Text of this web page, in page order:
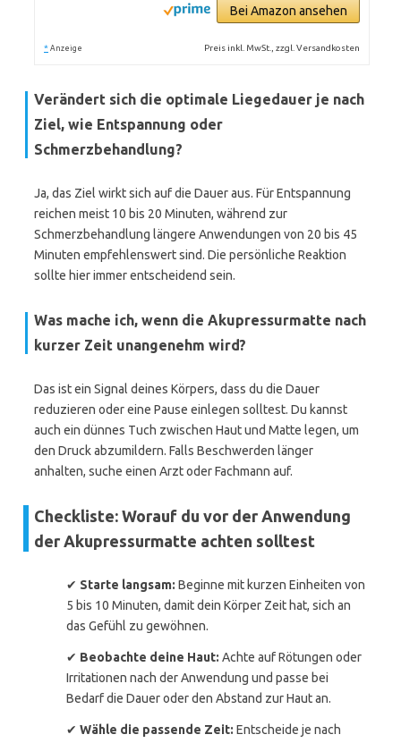
Bei Amazon ansehen
* Anzeige Preis inkl. MwSt., zzgl. Versandkosten
Verändert sich die optimale Liegedauer je nach
Ziel, wie Entspannung oder
Schmerzbehandlung?
Ja, das Ziel wirkt sich auf die Dauer aus. Für Entspannung
reichen meist 10 bis 20 Minuten, während zur
Schmerzbehandlung längere Anwendungen von 20 bis 45
Minuten empfehlenswert sind. Die persönliche Reaktion
sollte hier immer entscheidend sein.
Was mache ich, wenn die Akupressurmatte nach
kurzer Zeit unangenehm wird?
Das ist ein Signal deines Körpers, dass du die Dauer
reduzieren oder eine Pause einlegen solltest. Du kannst
auch ein dünnes Tuch zwischen Haut und Matte legen, um
den Druck abzumildern. Falls Beschwerden länger
anhalten, suche einen Arzt oder Fachmann auf.
Checkliste: Worauf du vor der Anwendung
der Akupressurmatte achten solltest
✔ Starte langsam: Beginne mit kurzen Einheiten von
5 bis 10 Minuten, damit dein Körper Zeit hat, sich an
das Gefühl zu gewöhnen.
✔ Beobachte deine Haut: Achte auf Rötungen oder
Irritationen nach der Anwendung und passe bei
Bedarf die Dauer oder den Abstand zur Haut an.
✔ Wähle die passende Zeit: Entscheide je nach